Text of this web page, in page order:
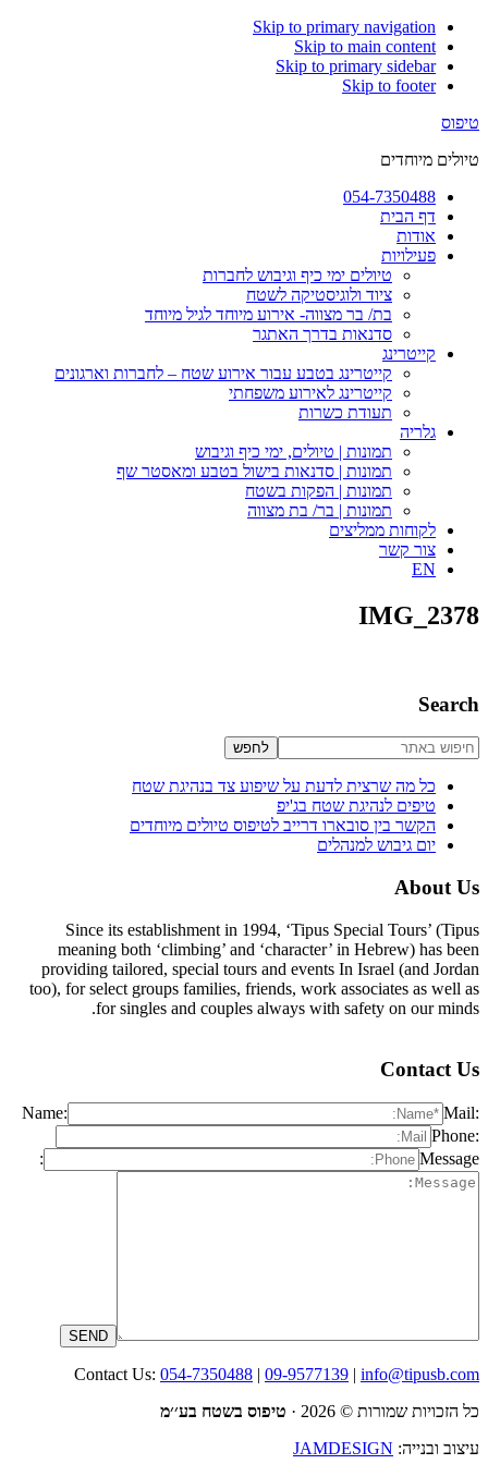
Skip to primary navigation
Skip to main content
Skip to primary sidebar
Skip to footer
טיפוס
טיולים מיוחדים‎
054-7350488
דף הבית
אודות
פעילויות
טיולים ימי כיף וגיבוש לחברות
ציוד ולוגיסטיקה לשטח
בת/ בר מצווה- אירוע מיוחד לגיל מיוחד
סדנאות בדרך האתגר
קייטרינג
קייטרינג בטבע עבור אירוע שטח – לחברות וארגונים
קייטרינג לאירוע משפחתי
תעודת כשרות
גלריה
תמונות | טיולים, ימי כיף וגיבוש
תמונות | סדנאות בישול בטבע ומאסטר שף
תמונות | הפקות בשטח
תמונות | בר/ בת מצווה
לקוחות ממליצים
צור קשר
EN
IMG_2378
סרגל
צדדי
ראשי
Search
חיפוש
באתר
כל מה שרצית לדעת על שיפוע צד בנהיגת שטח
טיפים לנהיגת שטח בג'יפ
הקשר בין סובארו דרייב לטיפוס טיולים מיוחדים
יום גיבוש למנהלים
Footer
About Us
Since its establishment in 1994, ‘Tipus Special Tours’ (Tipus
meaning both ‘climbing’ and ‘character’ in Hebrew) has been
providing tailored, special tours and events In Israel (and Jordan
too), for select groups families, friends, work associates as well as
for singles and couples always with safety on our minds.
Contact Us
Name:
Mail:
Phone:
Message:
Contact Us: 054-7350488 | 09-9577139 | info@tipusb.com
כל הזכויות שמורות © 2026 · ‫
טיפוס בשטח בע׳׳מ
עיצוב ובנייה: JAMDESIGN